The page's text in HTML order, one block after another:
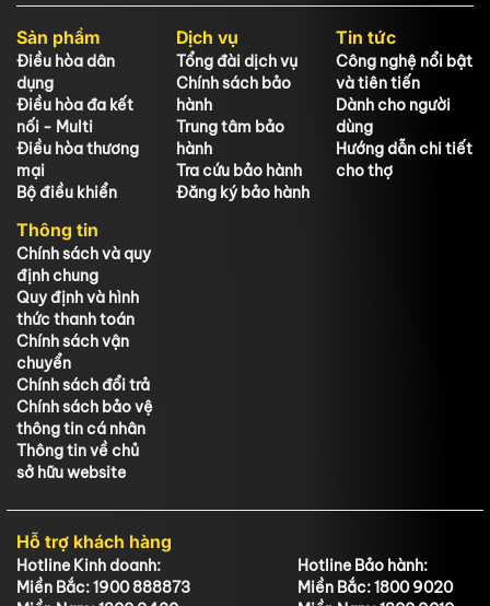
Sản phẩm
Điều hòa dân
dụng
Điều hòa đa kết
nối - Multi
Điều hòa thương
mại
Bộ điều khiển
Dịch vụ
Tổng đài dịch vụ
Chính sách bảo
hành
Trung tâm bảo
hành
Tra cứu bảo hành
Đăng ký bảo hành
Tin tức
Công nghệ nổi bật
và tiên tiến
Dành cho người
dùng
Hướng dẫn chi tiết
cho thợ
Thông tin
Chính sách và quy
định chung
Quy định và hình
thức thanh toán
Chính sách vận
chuyển
Chính sách đổi trả
Chính sách bảo vệ
thông tin cá nhân
Thông tin về chủ
sở hữu website
Hỗ trợ khách hàng
Hotline Kinh doanh:
Miền Bắc: 1900 888873
Hotline Bảo hành:
Miền Bắc: 1800 9020